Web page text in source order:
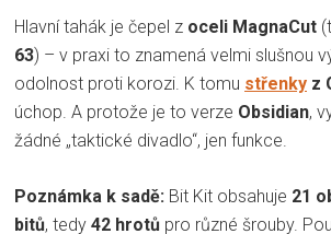
Hlavní tahák je čepel z oceli MagnaCut
63) – v praxi to znamená velmi slušnou
odolnost proti korozi. K tomu střenky z
úchop. A protože je to verze Obsidian,
žádné „taktické divadlo“, jen funkce.
Poznámka k sadě: Bit Kit obsahuje 21
bitů, tedy 42 hrotů pro různé šrouby.